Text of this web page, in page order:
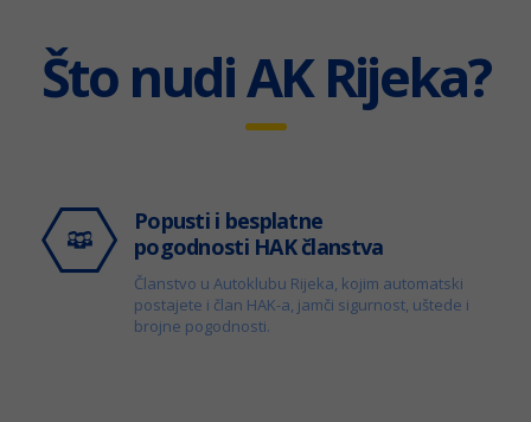
Što nudi AK Rijeka?
Popusti i besplatne
pogodnosti HAK članstva
Članstvo u Autoklubu Rijeka, kojim automatski
postajete i član HAK-a, jamči sigurnost, uštede i
brojne pogodnosti.